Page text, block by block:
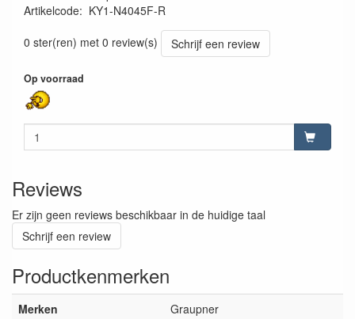
Artikelcode: KY1-N4045F-R
0 ster(ren) met 0 review(s)
Schrijf een review
Op voorraad
Reviews
Er zijn geen reviews beschikbaar in de huidige taal
Schrijf een review
Productkenmerken
Merken Graupner